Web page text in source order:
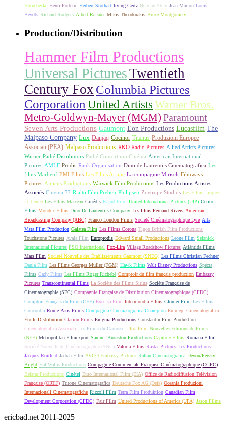
Hoorebecke Henri Forterre Herbert Stothart Irving Gertz Herman Stein Jean Marion Louis
Beydts Richard Rodgers Albert Raisner Mikis Theodorakis Bruce Montgomery
Production/Distribution
Hammer Film Productions
Universal PicturesTwentieth
Century Fox Columbia Pictures
Corporation United Artists Warner Bros.
Metro-Goldwyn-Mayer (MGM) Paramount
Seven Arts Productions Gaumont Eon Productions Lucasfilm The
Malpaso Company Lux Danjaq Cocinor Titanus Produzioni Europee
Associati (PEA) Malpaso Productions RKO Radio Pictures Allied Artists Pictures
Warner-Pathé Distributors Pathé Consortium Cinéma American International
Pictures AMLF Prodis Rank Organisation Dino de Laurentiis Cinematografica Les
films Marbeuf EMI Films Les Films Ariane La compagnie Mirisch Filmways
Pictures Amicus Productions Warwick Film Productions Les Productions Artistes
Associés Cinema 77 Rialto Film Preben-Philipsen Zoetrope Studios Les Films Jacques
Leitienne Les Films Marceau Cinédis Rapid Film United International Pictures (UIP) Cerito
Films Mondex Films Dino De Laurentiis Company Les films Fernand Rivers American
Broadcasting Company (ABC) Franco London Films Societé Cinématographique Lyre Alta
Vista Film Production Galatea Film Les Films Corona Tigon British Film Productions
Touchstone Pictures Avala Film Europrodis Edward Small Productions Leone Film Selznick
International Pictures PSO International Fox-Lira Village Roadshow Pictures Atlántida Films
Mars Film Société Nouvelle des Établissements Gaumont (SNEG) Les Films Christian Fechner
Dania Film Les Films Georges Muller (FGM) Hawk Films Walt Disney Productions Specta
Films Cady Films Les Films Roger Richebé Comptoir du film français production Embassy
Pictures Transcontinental Films La Société des Films Sirius Société Française de
Cinématographie (SFC) Compagnie Française de Distribution Cinématographique (CFDC)
Comptoir Français du Film (CFF) Excelsa Film Intermondia Films Glomer Film Les Films
Concordia Rome Paris Films Compagnia Cinematografica Champion Emmepi Cinematografica
Étoile Distribution Clarion Films Enigma Productions Constantin Film Produktion
Cinematografica Associati Les Films du Carrosse Ultra Film Nouvelles Éditions de Films
(NEF) Metropolitan Filmexport Samuel Bronston Productions Capitole Films Romana Film
Société Nouvelle de Cinématographie (SNC) Valoria Films Rastar Pictures Les Productions
Jacques Roitfeld Jadran Film AVCO Embassy Pictures Rafran Cinematografica Devon/Persky-
Bright Hal Wallis Productions Compagnie Commerciale Française Cinématographique (CCFC)
Belstar Productions Cinétel Euro International Film (EIA) Office de Radiodiffusion Télévision
Française (ORTF) Tritone Cinematografica Deutsche Fox AG (Defa) Oceania Produzioni
Internazionali Cinematografiche Rizzoli Film Terra Film Produktion Canadian Film
Development Corporation (CFDC) Fair Film United Productions of America (UPA) Jason Films
ericbad.net 2011-2025